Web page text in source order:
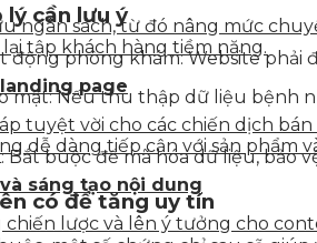
ngân sách, từ đó nâng mức
tập khách hàng tiềm năng.
page
tuyệt vời cho các chiến dịch
dễ dàng tiếp cận với sản phẩm
sáng tạo nội dung
chiến lược và lên ý tưởng cho
lý cần lưu ý
động phòng khám: Website
mật: Nếu thu thập dữ liệu bệnh
Bắt buộc để mã hóa dữ liệu, bảo
có để tăng uy tín